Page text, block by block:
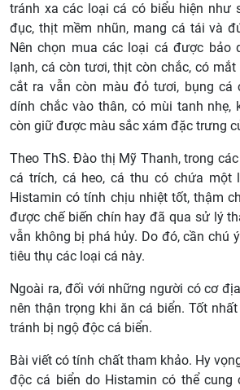
tránh xa các loại cá có biểu hiện như
đục, thịt mềm nhũn, mang cá tái và
Nên chọn mua các loại cá được bảo
lạnh, cá còn tươi, thịt còn chắc, có
cắt ra vẫn còn màu đỏ tươi, bụng cá
dính chắc vào thân, có mùi tanh nhẹ,
còn giữ được màu sắc xám đặc trưng
Theo ThS. Đào thị Mỹ Thanh, trong
cá trích, cá heo, cá thu có chứa một
Histamin có tính chịu nhiệt tốt, thậm
được chế biến chín hay đã qua sử lý
vẫn không bị phá hủy. Do đó, cần chú
tiêu thụ các loại cá này.
Ngoài ra, đối với những người có cơ
nên thận trọng khi ăn cá biển. Tốt
tránh bị ngộ độc cá biển.
Bài viết có tính chất tham khảo. Hy
độc cá biển do Histamin có thể cung